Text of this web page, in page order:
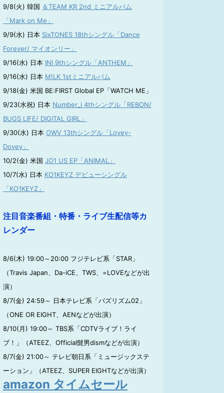
9/8(火) 韓国 ＆TEAM KR 2nd ミニアルバム
「Mark on Me」
9/9(水) 日本 SixTONES 18thシングル「Dance
Forever/ マイオンリー」
9/16(水) 日本 INI 9thシングル「ANTHEM」
9/16(水) 日本 M!LK 1stミニアルバム
9/18(金) 米国 BE:FIRST Global EP「WATCH ME」
9/23(水祝) 日本 Number_i 4thシングル「REBON/
BUGS LIFE/ DIGITAL GIRL」
9/30(水) 日本 OWV 13thシングル「Lovey-
Dovey」
10/2(金) 米国 JO1 US EP「ANIMAL」
10/7(水) 日本 KO1KEYZ デビューシングル
「KO1KEYZ」
注目音楽番組・特番・ライブ生配信等カ
レンダー
8/6(木) 19:00～20:00 フジテレビ系「STAR」
（Travis Japan、Da-iCE、TWS、=LOVEなどが出
演）
8/7(金) 24:59～ 日本テレビ系「バズリズム02」
（ONE OR EIGHT、AENなどが出演）
8/10(月) 19:00～ TBS系「CDTVライブ！ライ
ブ！」（ATEEZ、Official髭男dismなどが出演）
8/7(金) 21:00～ テレビ朝日系「ミュージックステ
ーション」（ATEEZ、SUPER EIGHTなどが出演）
amazon タイムセール